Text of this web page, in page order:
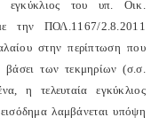
του υπ. Οικ.
την ΠΟΛ.1167/2.8.2011
στην περίπτωση που
βάσει των τεκμηρίων (σ.σ.
η τελευταία εγκύκλιος
λαμβάνεται υπόψη